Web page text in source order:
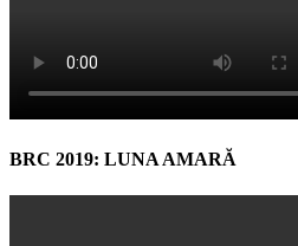
BRC 2019: LUNA AMARĂ